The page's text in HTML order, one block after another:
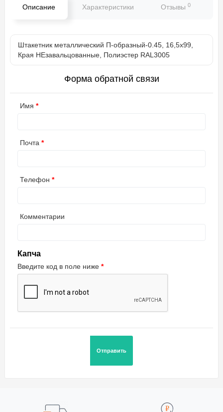
Описание Характеристики Отзывы 0
Штакетник металлический П-образный-0.45, 16,5х99,
Края НЕзавальцованные, Полиэстер RAL3005
Форма обратной связи
Имя
Почта
Телефон
Комментарии
Капча
Введите код в поле ниже